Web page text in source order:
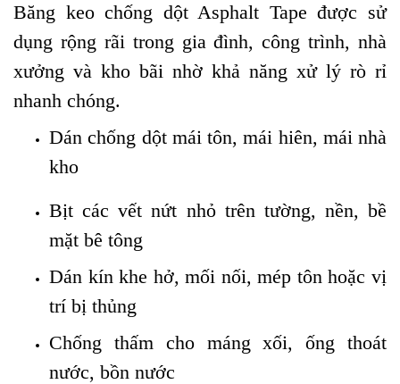
Băng keo chống dột Asphalt Tape được sử
dụng rộng rãi trong gia đình, công trình, nhà
xưởng và kho bãi nhờ khả năng xử lý rò rỉ
nhanh chóng.
Dán chống dột mái tôn, mái hiên, mái nhà
kho
Bịt các vết nứt nhỏ trên tường, nền, bề
mặt bê tông
Dán kín khe hở, mối nối, mép tôn hoặc vị
trí bị thủng
Chống thấm cho máng xối, ống thoát
nước, bồn nước